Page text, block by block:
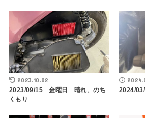
2023.10.02
2023/09/15 金曜日 晴れ、のち
くもり
2024/